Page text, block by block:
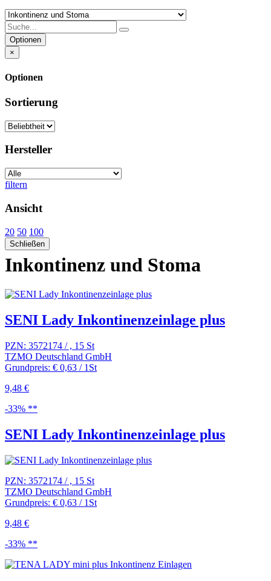
Optionen
×
Optionen
Sortierung
Hersteller
filtern
Ansicht
20 50 100
Schließen
Inkontinenz und Stoma
SENI Lady Inkontinenzeinlage plus
PZN: 3572174 / , 15 St
TZMO Deutschland GmbH
Grundpreis: € 0,63 / 1St
9,48 €
-33% **
SENI Lady Inkontinenzeinlage plus
PZN: 3572174 / , 15 St
TZMO Deutschland GmbH
Grundpreis: € 0,63 / 1St
9,48 €
-33% **